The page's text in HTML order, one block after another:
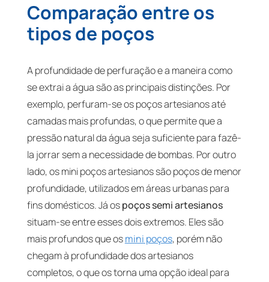
Comparação entre os
tipos de poços
A profundidade de perfuração e a maneira como
se extrai a água são as principais distinções. Por
exemplo, perfuram-se os poços artesianos até
camadas mais profundas, o que permite que a
pressão natural da água seja suficiente para fazê-
la jorrar sem a necessidade de bombas. Por outro
lado, os mini poços artesianos são poços de menor
profundidade, utilizados em áreas urbanas para
fins domésticos. Já ospoços semi artesianos
situam-se entre esses dois extremos. Eles são
mais profundos que osmini poços, porém não
chegam à profundidade dos artesianos
completos, o que os torna uma opção ideal para